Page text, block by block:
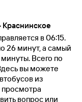
в 06:15.
26 минут, а самый
Всего по
вы можете
из
вопрос или